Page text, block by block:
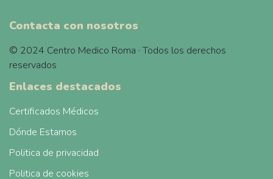
Contacta con nosotros
© 2024 Centro Medico Roma · Todos los derechos
reservados
Enlaces destacados
Certificados Médicos
Dónde Estamos
Politica de privacidad
Politica de cookies